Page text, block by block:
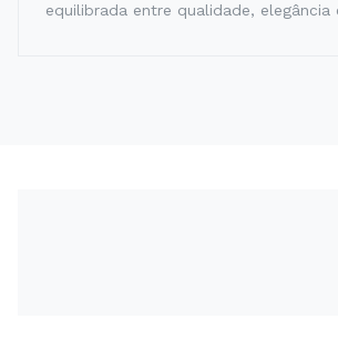
equilibrada entre qualidade,